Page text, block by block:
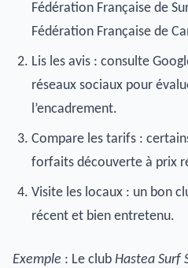
Fédération Française de
Fédération Française de
Lis les avis : consulte
réseaux sociaux pour
l’encadrement.
Compare les tarifs :
forfaits découverte à prix
Visite les locaux : un bon
récent et bien entretenu.
Exemple : Le club Hastea Surf